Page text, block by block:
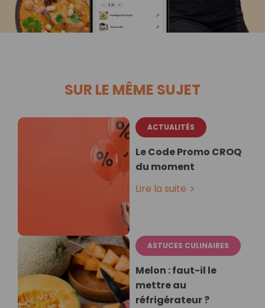
SUR LE MÊME SUJET
ACTUALITÉS
Le Code Promo CROQ
du moment
Lire la suite
ASTUCES CULINAIRES
Melon : faut-il le
mettre au
réfrigérateur ?